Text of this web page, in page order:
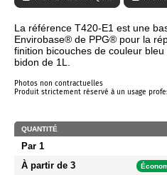
La référence T420-E1 est une
Envirobase® de PPG® pour la
finition bicouches de couleur
bidon de 1L.
Photos non contractuelles
Produit strictement réservé à un usage
QUANTITÉ
Par 1
À partir de 3